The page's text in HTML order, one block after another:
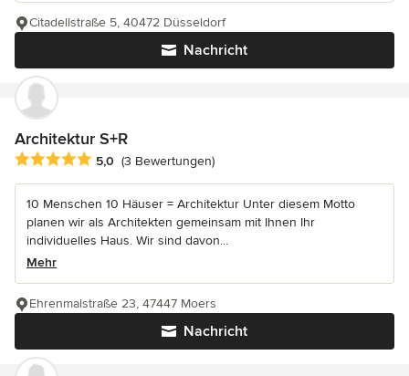
Nachricht
Citadellstraße 5, 40472 Düsseldorf
Architektur S+R
Durchschnittliche Bewertung: 5 von 5 Sternen
5,0 (3 Bewertungen)
10 Menschen 10 Häuser = Architektur Unter diesem Motto
planen wir als Architekten gemeinsam mit Ihnen Ihr
individuelles Haus. Wir sind davon...
Mehr
Nachricht
Ehrenmalstraße 23, 47447 Moers